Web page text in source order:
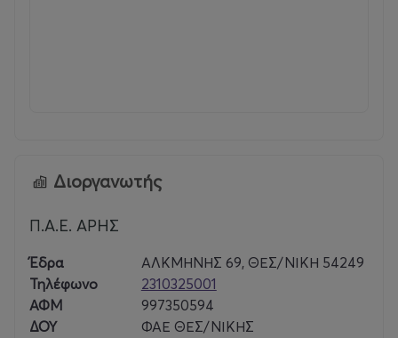
ARIS FC BOUTIQUE
Χαριλαόυ, Τ.Κ. 54249
Τηλ. 30 231 231 3303 ( επιλογή Νο 1 )
E-mail: tickets@arisfc.com.gr
Διοργανωτής
Π.Α.Ε. ΑΡΗΣ
Έδρα
ΑΛΚΜΗΝΗΣ 69, ΘΕΣ/ΝΙΚΗ 54249
Τηλέφωνο
2310325001
ΑΦΜ
997350594
ΔΟΥ
ΦΑΕ ΘΕΣ/ΝΙΚΗΣ